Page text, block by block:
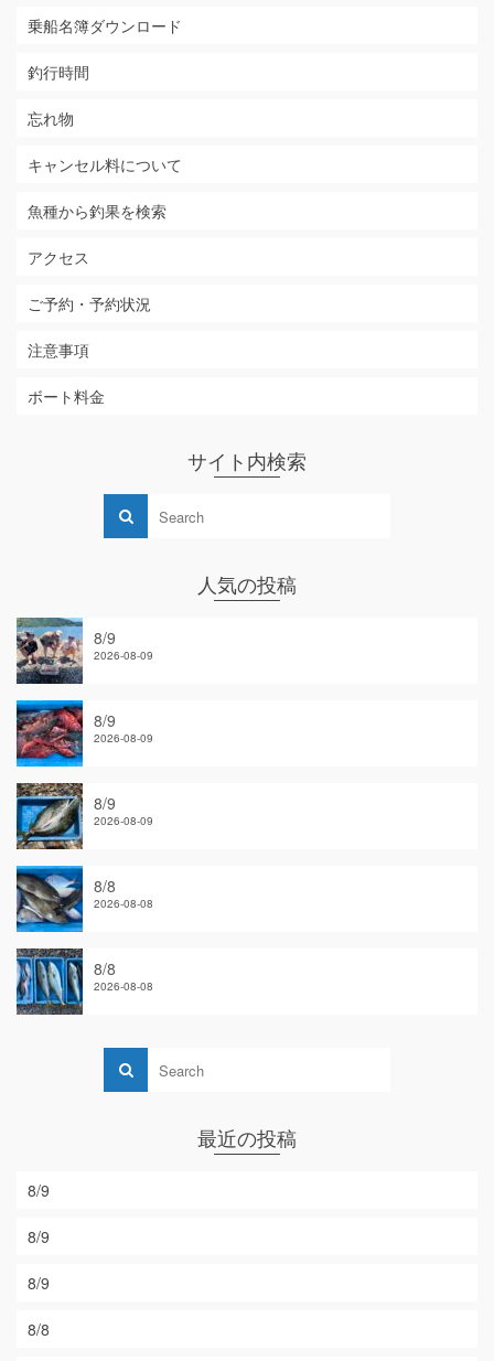
乗船名簿ダウンロード
釣行時間
忘れ物
キャンセル料について
魚種から釣果を検索
アクセス
ご予約・予約状況
注意事項
ボート料金
サイト内検索
人気の投稿
8/9
2026-08-09
8/9
2026-08-09
8/9
2026-08-09
8/8
2026-08-08
8/8
2026-08-08
最近の投稿
8/9
8/9
8/9
8/8